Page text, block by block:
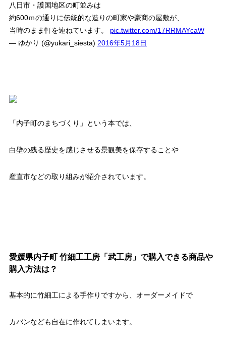
八日市・護国地区の町並みは
約600ｍの通りに伝統的な造りの町家や豪商の屋敷が、
当時のまま軒を連ねています。 pic.twitter.com/17RRMAYcaW
— ゆかり (@yukari_siesta) 2016年5月18日
「内子町のまちづくり」という本では、
白壁の残る歴史を感じさせる景観美を保存することや
産直市などの取り組みが紹介されています。
愛媛県内子町 竹細工工房「武工房」で購入できる商品や
購入方法は？
基本的に竹細工による手作りですから、オーダーメイドで
カバンなども自在に作れてしまいます。